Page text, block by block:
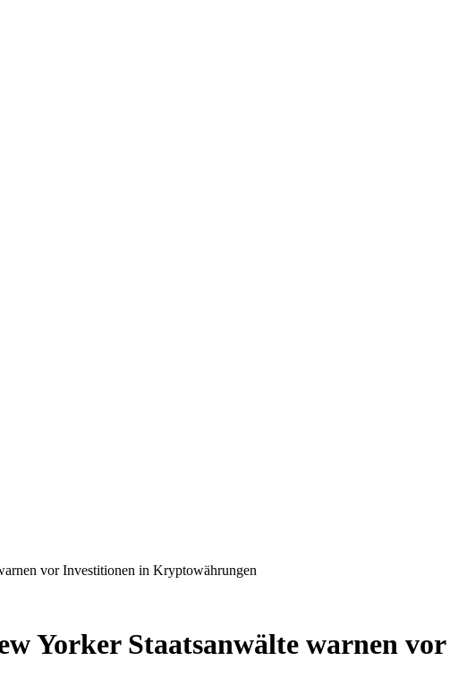
vor Investitionen in Kryptowährungen
Yorker Staatsanwälte warnen